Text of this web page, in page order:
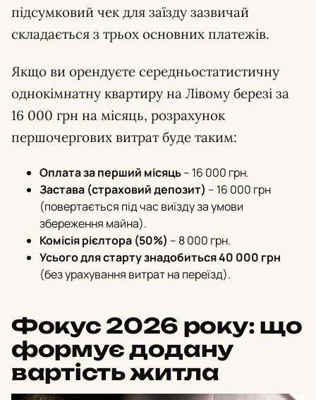
підсумковий чек для заїзду зазвичай
складається з трьох основних платежів.
Якщо ви орендуєте середньостатистичну
однокімнатну квартиру на Лівому березі за
16 000 грн на місяць, розрахунок
першочергових витрат буде таким:
Оплата за перший місяць– 16 000 грн.
Застава (страховий депозит) – 16 000 грн
(повертається під час виїзду за умови
збереження майна).
Комісія рієлтора (50%) – 8 000 грн.
Усього для старту знадобиться 40 000 грн
(без урахування витрат на переїзд).
Фокус 2026 року: що
формує додану
вартість житла